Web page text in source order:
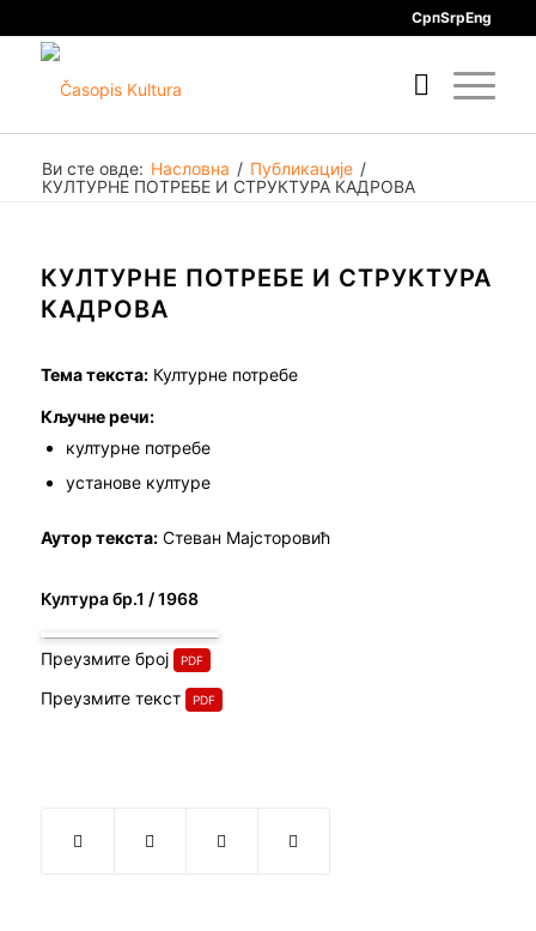
СрпSrpEng
Ви сте овде: Насловна / Публикације /
КУЛТУРНЕ ПОТРЕБЕ И СТРУКТУРА КАДРОВА
КУЛТУРНЕ ПОТРЕБЕ И СТРУКТУРА
КАДРОВА
Тема текста:Културне потребе
Кључне речи:
културне потребе
установе културе
Аутор текста:Стеван Мајсторовић
Култура бр.1 / 1968
Преузмите број
Преузмите текст